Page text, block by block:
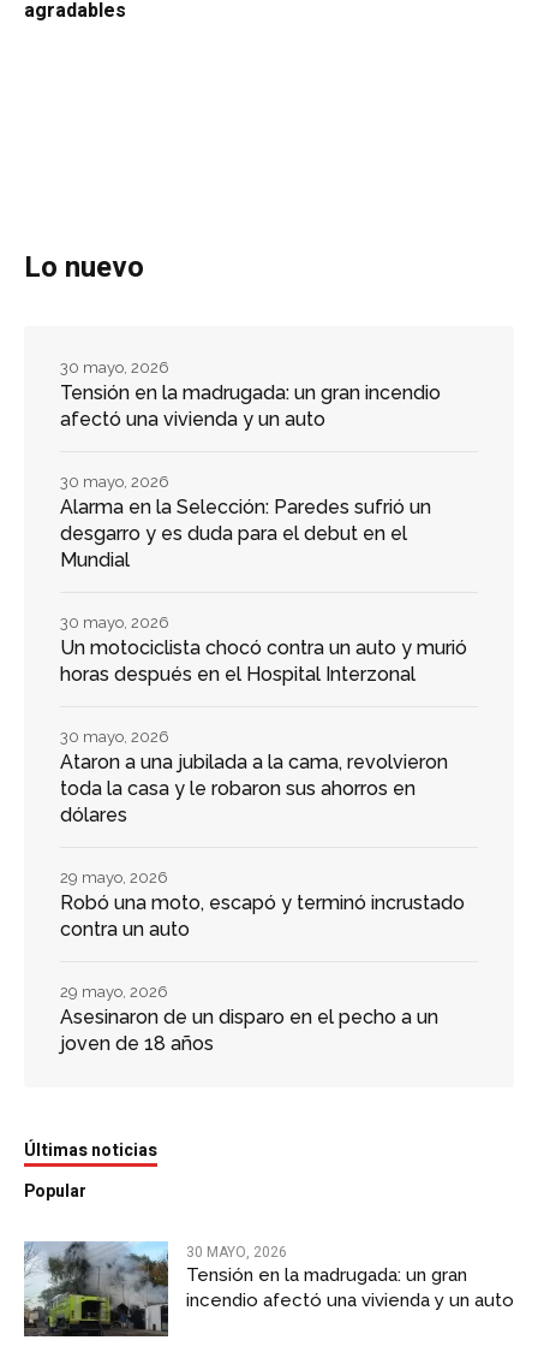
agradables
Lo nuevo
Tensión en la madrugada: un gran incendio
afectó una vivienda y un auto
30 mayo, 2026
Alarma en la Selección: Paredes sufrió un
desgarro y es duda para el debut en el
Mundial
30 mayo, 2026
Un motociclista chocó contra un auto y murió
horas después en el Hospital Interzonal
30 mayo, 2026
Ataron a una jubilada a la cama, revolvieron
toda la casa y le robaron sus ahorros en
dólares
30 mayo, 2026
Robó una moto, escapó y terminó incrustado
contra un auto
29 mayo, 2026
Asesinaron de un disparo en el pecho a un
joven de 18 años
29 mayo, 2026
Últimas noticias
Popular
30 MAYO, 2026
Tensión en la madrugada: un gran
incendio afectó una vivienda y un auto